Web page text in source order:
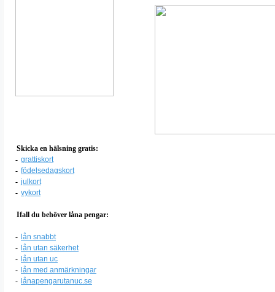
Skicka en hälsning gratis:
- grattiskort
- födelsedagskort
- julkort
- vykort
Ifall du behöver låna pengar:
- lån snabbt
- lån utan säkerhet
- lån utan uc
- lån med anmärkningar
- lånapengarutanuc.se